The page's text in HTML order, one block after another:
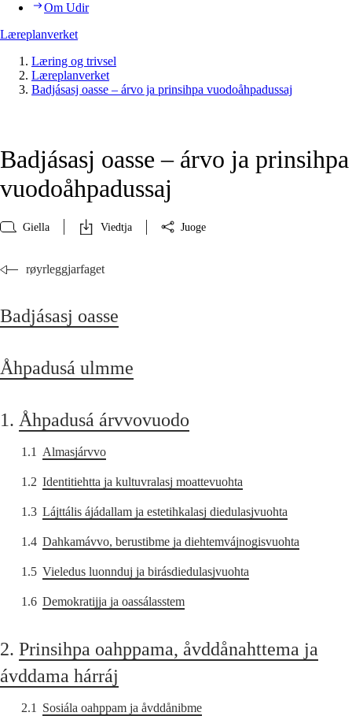
Om Udir
Læreplanverket
Læring og trivsel
Læreplanverket
Badjásasj oasse – árvo ja prinsihpa vuodoåhpadussaj
Badjásasj oasse – árvo ja prinsihpa
vuodoåhpadussaj
Giella Viedtja Juoge
røyrleggjarfaget
Badjásasj oasse
Åhpadusá ulmme
1. Åhpadusá árvvovuodo
1.1 Almasjárvvo
1.2 Identitiehtta ja kultuvralasj moattevuohta
1.3 Lájttális ájádallam ja estetihkalasj diedulasjvuohta
1.4 Dahkamávvo, berustibme ja diehtemvájnogisvuohta
1.5 Vieledus luonnduj ja birásdiedulasjvuohta
1.6 Demokratijja ja oassálasstem
2. Prinsihpa oahppama, åvddånahttema ja
ávddama hárráj
2.1 Sosiála oahppam ja åvddånibme